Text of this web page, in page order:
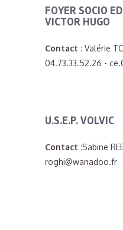
FOYER SOCIO
VICTOR HUGO
Contact :Valérie
04.73.33.52.26 -
U.S.E.P. VOLVIC
Contact :Sabine
roghi@wanadoo.fr